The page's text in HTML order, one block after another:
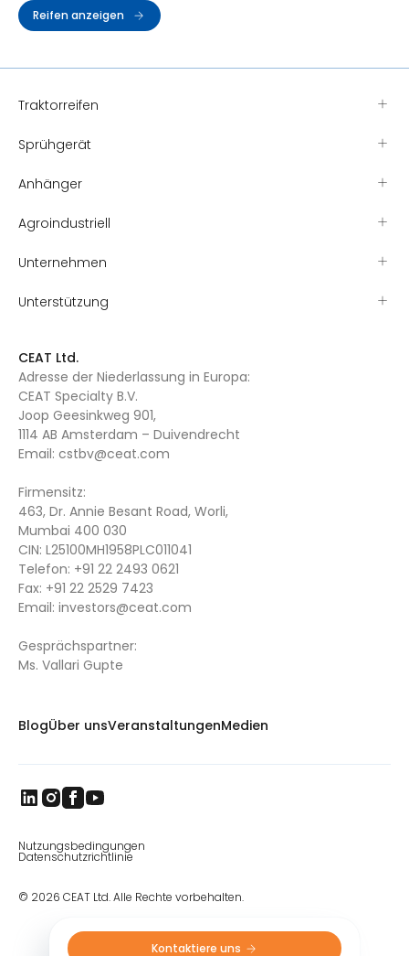
Kontaktiere uns
Reifen anzeigen
Traktorreifen
Sprühgerät
Anhänger
Agroindustriell
Unternehmen
Unterstützung
CEAT Ltd.
Adresse der Niederlassung in Europa:
CEAT Specialty B.V.
Joop Geesinkweg 901,
1114 AB Amsterdam – Duivendrecht
Email: cstbv@ceat.com
Firmensitz:
463, Dr. Annie Besant Road, Worli,
Mumbai 400 030
CIN: L25100MH1958PLC011041
Telefon: +91 22 2493 0621
Fax: +91 22 2529 7423
Email: investors@ceat.com
Gesprächspartner:
Ms. Vallari Gupte
BlogÜber unsVeranstaltungenMedien
© 2026 CEAT Ltd. Alle Rechte vorbehalten.
Nutzungsbedingungen
Datenschutzrichtlinie